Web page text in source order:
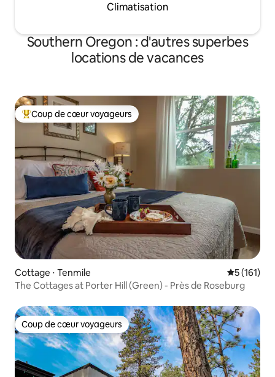
Climatisation
Southern Oregon : d'autres superbes
locations de vacances
Coups de cœur voyageurs les plus appréciés
Coup de cœur voyageurs
Cottage ⋅ Tenmile Évaluation
5 (161)
The Cottages at Porter Hill (Green) - Près de Roseburg
Coup de cœur voyageurs
Coup de cœur voyageurs